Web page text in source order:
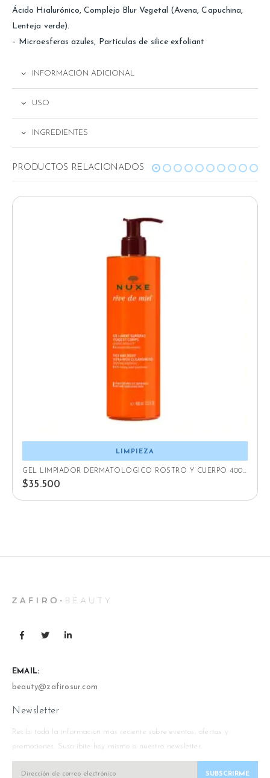
Ácido Hialurónico, Complejo Blur Vegetal (Avena, Capuchina,
Lenteja verde).
– Microesferas azules, Partículas de sílice exfoliant
INFORMACIÓN ADICIONAL
USO
INGREDIENTES
RELATED PRODUCTS
LIMPIEZA
GEL LIMPIADOR DERMATOLÓGICO ROSTRO Y CUERPO 400ML
$35.500
EMAIL:
beauty@zafirosur.com
Newsletter
Recibi toda la información más reciente sobre eventos, ofertas y
promociones. Suscríbite hoy mismo a nuestro newsletter.